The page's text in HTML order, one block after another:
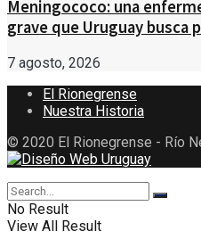
Meningococo: una
grave que Uruguay busca
7 agosto, 2026
El Rionegrense
Nuestra Historia
© 2020 El Rionegrense - Río
No Result
View All Result